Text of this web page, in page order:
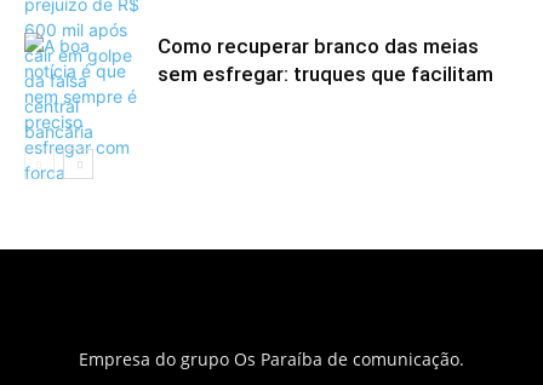
Como recuperar branco das meias
sem esfregar: truques que facilitam
Empresa do grupo Os Paraíba de comunicação.